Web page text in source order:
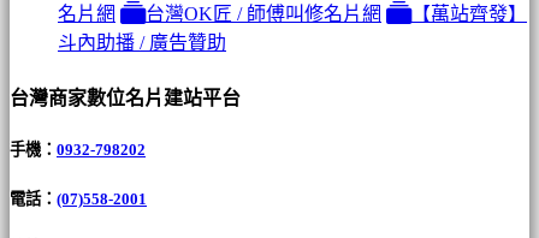
名片網
台灣OK匠 / 師傅叫修名片網
【萬站齊發】
斗內助播 / 廣告贊助
台灣商家數位名片建站平台
手機： 0932-798202
電話： (07)558-2001